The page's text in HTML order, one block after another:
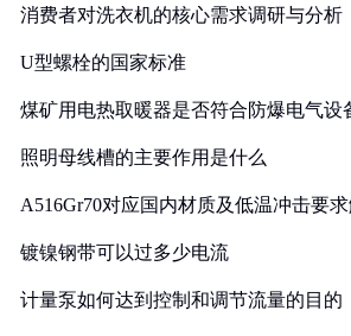
消费者对洗衣机的核心需求调研与分析
U型螺栓的国家标准
煤矿用电热取暖器是否符合防爆电气设
照明母线槽的主要作用是什么
A516Gr70对应国内材质及低温冲击要
镀镍钢带可以过多少电流
计量泵如何达到控制和调节流量的目的